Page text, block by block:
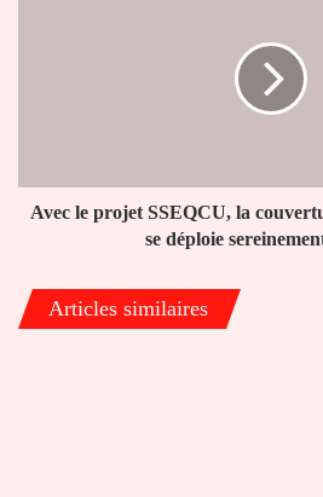
se
déploie
Togo
Avec le projet SSEQCU, la
se déploie
Articles similaires